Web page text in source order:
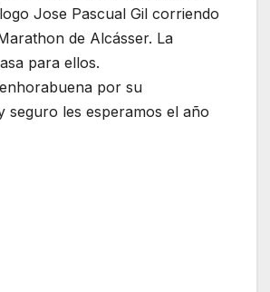
Jose Pascual Gil corriendo
de Alcásser. La
para ellos.
por su
seguro les esperamos el año